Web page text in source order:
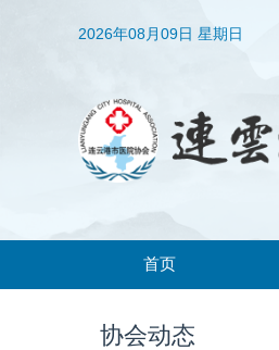
2026年08月09日 星期日
首页
协会动态